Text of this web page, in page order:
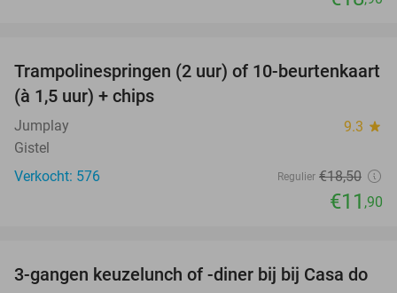
36%
Trampolinespringen (2 uur) of 10-beurtenkaart
(à 1,5 uur) + chips
Jumplay 9.3 star
Gistel
Verkocht: 576
Regulier €18,50
€11 ,90
34%
3-gangen keuzelunch of -diner bij bij Casa do